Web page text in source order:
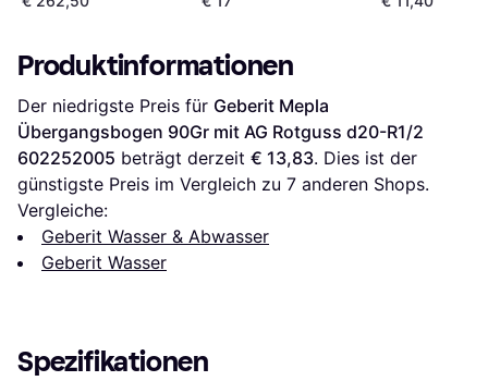
Produktinformationen
Der niedrigste Preis für Geberit Mepla
Übergangsbogen 90Gr mit AG Rotguss d20-R1/2
602252005 beträgt derzeit € 13,83. Dies ist der
günstigste Preis im Vergleich zu 7 anderen Shops.
Vergleiche:
Geberit Wasser & Abwasser
Geberit Wasser
Spezifikationen